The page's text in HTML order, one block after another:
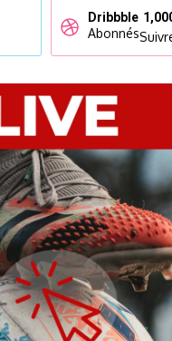
Dribbble
Abonnés